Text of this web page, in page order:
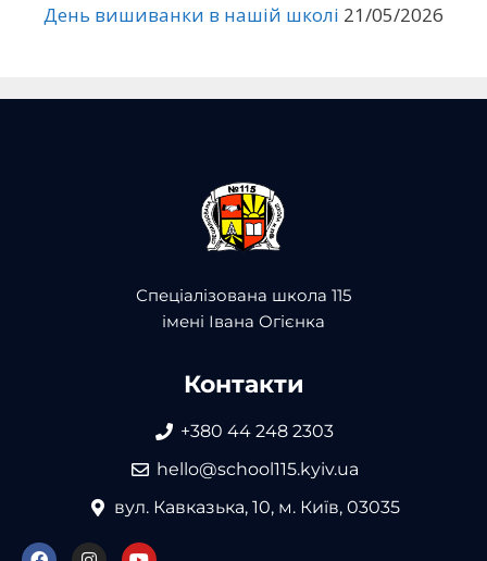
День вишиванки в нашій школі 21/05/2026
Спеціалізована школа 115
імені Івана Огієнка
Контакти
+380 44 248 2303
hello@school115.kyiv.ua
вул. Кавказька, 10, м. Київ, 03035